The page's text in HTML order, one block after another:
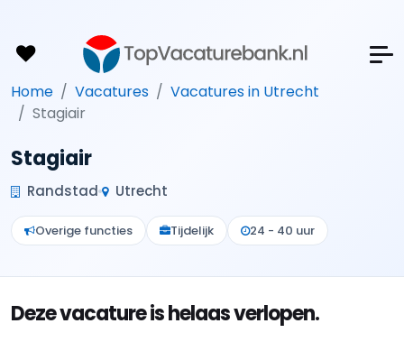
Home Vacatures
Vacatures in Utrecht
Stagiair
Stagiair
Randstad Utrecht
Overige functies Tijdelijk 24 - 40 uur
Deze vacature is helaas verlopen.